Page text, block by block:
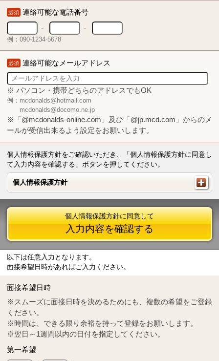
必須 連絡可能な電話番号
-
-
例：090-1234-5678
必須 連絡可能なメールアドレス
※ パソコン・携帯どちらのアドレスでもOK
例：mcdonalds@hotmail.com
mcdonalds@docomo.ne.jp
※「@mcdonalds-online.com」及び「@jp.mcd.com」からのメ
ールが受信出来るよう設定をお願いします。
個人情報保護方針をご確認いただき、「個人情報保護方針に同意し
て入力内容を確認する」ボタンを押してください。
個人情報保護方針
個人情報保護方針
Tel
0570-55-0314
個人情報保護方針に同意して
入力内容を確認する
以下は任意入力となります。
面接希望日時があればご入力ください。
面接希望日時
※スムーズに面接日時を決めるためにも、複数の希望をご登録
ください。
※時間は、できる限り余裕を持って登録をお願いします。
※翌日～1週間以内の日付を指定してください。
第一希望